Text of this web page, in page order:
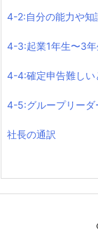
4-2:自分の能力や知
4-3:起業1年生〜3年
4-4:確定申告難しい
4-5:グループリーダ
社長の通訳